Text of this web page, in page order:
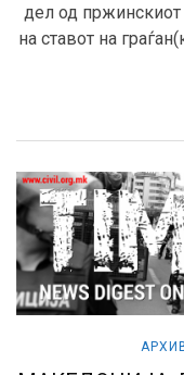
дел од пржинскиот
на ставот на